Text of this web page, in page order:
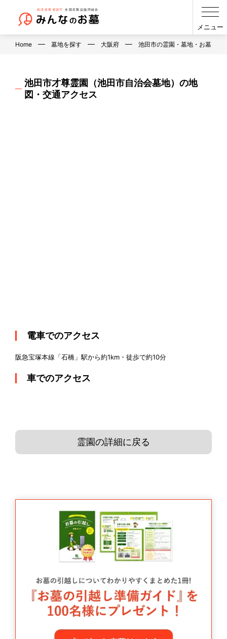
メニュー
Home 墓地を探す 大阪府 池田市の霊園・墓地・お墓
池田市才尊霊園（池田市自治会墓地）の地
図・交通アクセス
電車でのアクセス
阪急宝塚本線「石橋」駅から約1km・徒歩で約10分
車でのアクセス
霊園の詳細に戻る